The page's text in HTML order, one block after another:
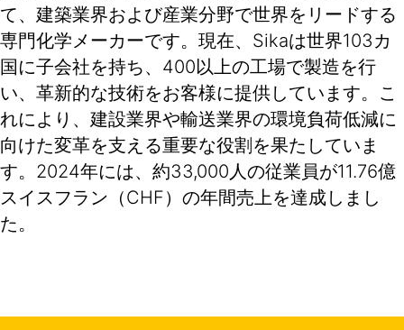
て、建築業界および産業分野で世界をリードする
専門化学メーカーです。現在、Sikaは世界103カ
国に子会社を持ち、400以上の工場で製造を行
い、革新的な技術をお客様に提供しています。こ
れにより、建設業界や輸送業界の環境負荷低減に
向けた変革を支える重要な役割を果たしていま
す。2024年には、約33,000人の従業員が11.76億
スイスフラン（CHF）の年間売上を達成しまし
た。